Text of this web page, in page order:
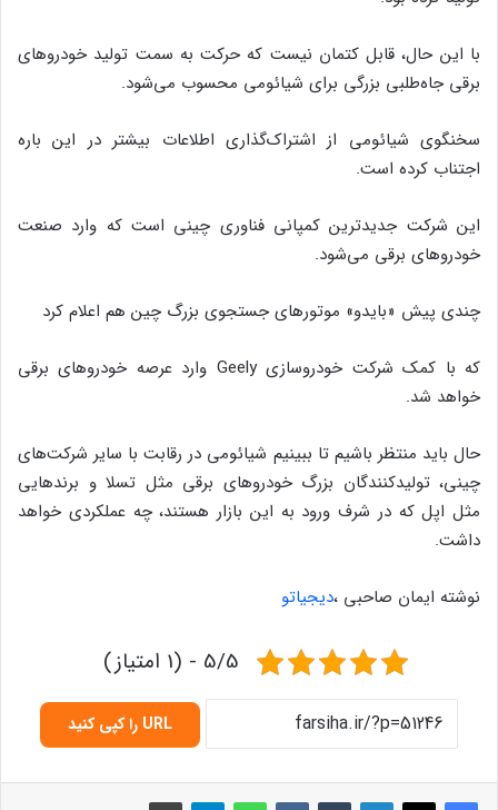
با این حال، قابل کتمان نیست که حرکت به سمت تولید خودروهای
برقی جاه‌طلبی بزرگی برای شیائومی محسوب می‌شود.
سخنگوی شیائومی از اشتراک‌گذاری اطلاعات بیشتر در این باره
اجتناب کرده است.
این شرکت جدیدترین کمپانی فناوری چینی است که وارد صنعت
خودروهای برقی می‌شود.
چندی پیش «بایدو» موتورهای جستجوی بزرگ چین هم اعلام کرد
که با کمک شرکت خودروسازی Geely وارد عرصه خودروهای برقی
خواهد شد.
حال باید منتظر باشیم تا ببینیم شیائومی در رقابت با سایر شرکت‌های
چینی، تولیدکنندگان بزرگ خودروهای برقی مثل تسلا و برندهایی
مثل اپل که در شرف ورود به این بازار هستند، چه عملکردی خواهد
داشت.
نوشته ایمان صاحبی ،دیجیاتو
5/5 - (1 امتیاز)
URL را کپی کنید